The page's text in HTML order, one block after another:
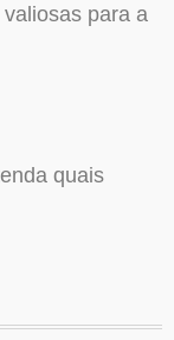
para a
quais